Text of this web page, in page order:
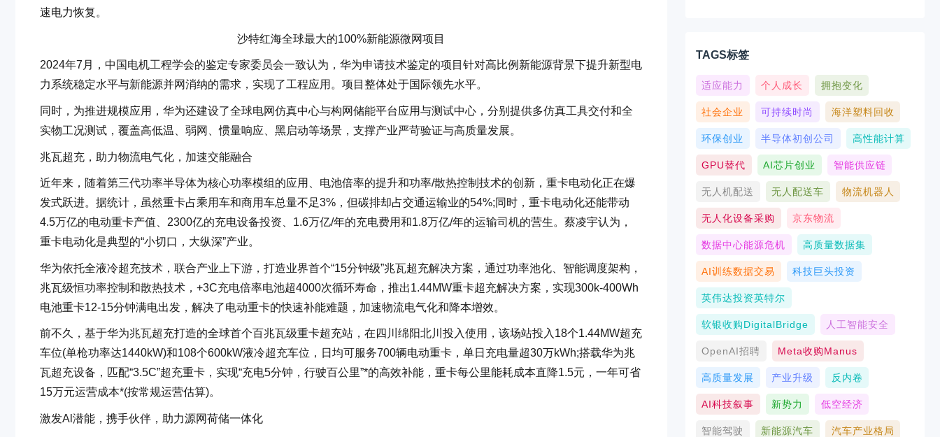
速电力恢复。
沙特红海全球最大的100%新能源微网项目
2024年7月，中国电机工程学会的鉴定专家委员会一致认为，华为申请技术鉴定的项目针对高比例新能源背景下提升新型电
力系统稳定水平与新能源并网消纳的需求，实现了工程应用。项目整体处于国际领先水平。
同时，为推进规模应用，华为还建设了全球电网仿真中心与构网储能平台应用与测试中心，分别提供多仿真工具交付和全
实物工况测试，覆盖高低温、弱网、惯量响应、黑启动等场景，支撑产业严苛验证与高质量发展。
兆瓦超充，助力物流电气化，加速交能融合
近年来，随着第三代功率半导体为核心功率模组的应用、电池倍率的提升和功率/散热控制技术的创新，重卡电动化正在爆
发式跃进。据统计，虽然重卡占乘用车和商用车总量不足3%，但碳排却占交通运输业的54%;同时，重卡电动化还能带动
4.5万亿的电动重卡产值、2300亿的充电设备投资、1.6万亿/年的充电费用和1.8万亿/年的运输司机的营生。蔡凌宇认为，
重卡电动化是典型的“小切口，大纵深”产业。
华为依托全液冷超充技术，联合产业上下游，打造业界首个“15分钟级”兆瓦超充解决方案，通过功率池化、智能调度架构，
兆瓦级恒功率控制和散热技术，+3C充电倍率电池超4000次循环寿命，推出1.44MW重卡超充解决方案，实现300k-400Wh
电池重卡12-15分钟满电出发，解决了电动重卡的快速补能难题，加速物流电气化和降本增效。
前不久，基于华为兆瓦超充打造的全球首个百兆瓦级重卡超充站，在四川绵阳北川投入使用，该场站投入18个1.44MW超充
车位(单枪功率达1440kW)和108个600kW液冷超充车位，日均可服务700辆电动重卡，单日充电量超30万kWh;搭载华为兆
瓦超充设备，匹配“3.5C”超充重卡，实现“充电5分钟，行驶百公里”*的高效补能，重卡每公里能耗成本直降1.5元，一年可省
15万元运营成本*(按常规运营估算)。
激发Al潜能，携手伙伴，助力源网荷储一体化
TAGS标签
适应能力 个人成长 拥抱变化
社会企业 可持续时尚 海洋塑料回收
环保创业 半导体初创公司 高性能计算
GPU替代 AI芯片创业 智能供应链
无人机配送 无人配送车 物流机器人
无人化设备采购 京东物流
数据中心能源危机 高质量数据集
AI训练数据交易 科技巨头投资
英伟达投资英特尔
软银收购DigitalBridge 人工智能安全
OpenAI招聘 Meta收购Manus
高质量发展 产业升级 反内卷
AI科技叙事 新势力 低空经济
智能驾驶 新能源汽车 汽车产业格局